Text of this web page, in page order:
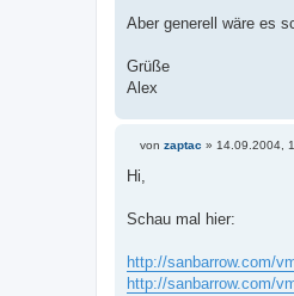
Aber generell wäre es
Grüße
Alex
a
von zaptac » 14.09.2004,
Hi,
Schau mal hier:
http://sanbarrow.com/
http://sanbarrow.com/